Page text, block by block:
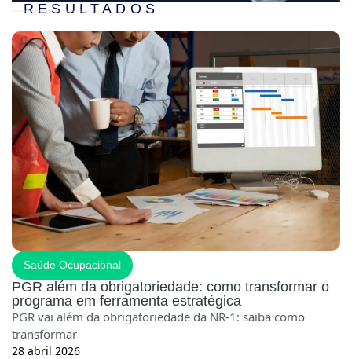
RESULTADOS
Saúde Ocupacional
PGR além da obrigatoriedade: como transformar o
programa em ferramenta estratégica
PGR vai além da obrigatoriedade da NR-1: saiba como
transformar
28 abril 2026